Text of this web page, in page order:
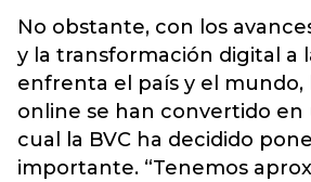
No obstante, con los
y la transformación digital a
enfrenta el país y el mundo,
online se han convertido en
cual la BVC ha decidido
importante. “Tenemos